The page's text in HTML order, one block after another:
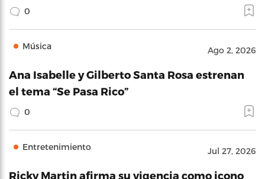
0
Música Ago 2, 2026
Ana Isabelle y Gilberto Santa Rosa estrenan
el tema “Se Pasa Rico”
0
Entretenimiento Jul 27, 2026
Ricky Martin afirma su vigencia como icono